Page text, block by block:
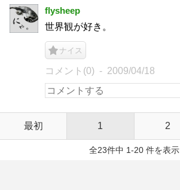
flysheep
世界観が好き。
ナイス
コメント(0) 2009/04/18
最初 1 2
全23件中 1-20 件を表示